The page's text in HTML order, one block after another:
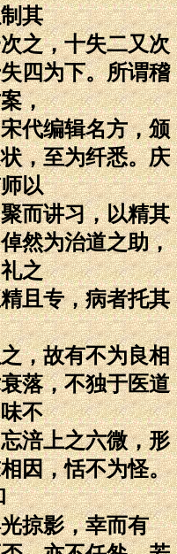
其
之，十失二又次
四为下。所谓稽
，
代编辑名方，颁
，至为纤悉。庆
以
而讲习，以精其
然为治道之助，
之
且专，病者托其
，故有不为良相
落，不独于医道
不
涪上之六微，形
因，恬不为怪。
掠影，幸而有